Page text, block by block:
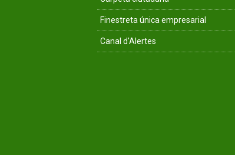
Finestreta única empresarial
Canal d'Alertes